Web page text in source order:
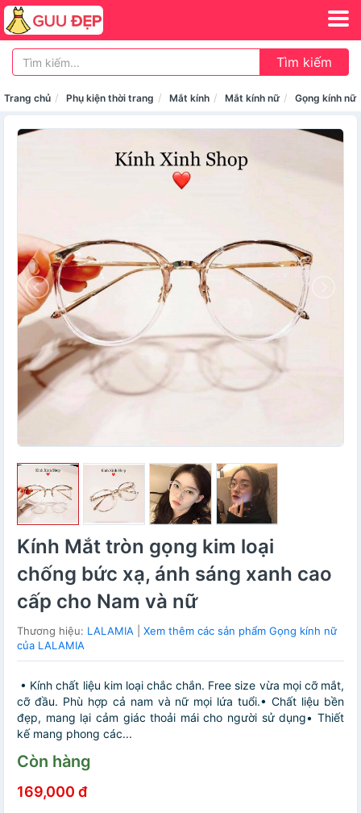
Tìm kiếm
Trang chủ Phụ kiện thời trang Mắt kính Mắt kính nữ Gọng kính nữ
Kính Mắt tròn gọng kim loại
chống bức xạ, ánh sáng xanh cao
cấp cho Nam và nữ
Thương hiệu: LALAMIA
Xem thêm các sản phẩm Gọng kính nữ
của LALAMIA
• Kính chất liệu kim loại chắc chắn. Free size vừa mọi cỡ mắt,
cỡ đầu. Phù hợp cả nam và nữ mọi lứa tuổi.• Chất liệu bền
đẹp, mang lại cảm giác thoải mái cho người sử dụng• Thiết
kế mang phong các...
Còn hàng
169,000 đ